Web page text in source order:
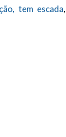
tem escada,